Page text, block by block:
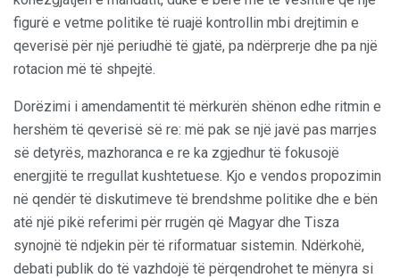
figurë e vetme politike të ruajë kontrollin mbi drejtimin e
qeverisë për një periudhë të gjatë, pa ndërprerje dhe pa një
rotacion më të shpejtë.
Dorëzimi i amendamentit të mërkurën shënon edhe ritmin e
hershëm të qeverisë së re: më pak se një javë pas marrjes
së detyrës, mazhoranca e re ka zgjedhur të fokusojë
energjitë te rregullat kushtetuese. Kjo e vendos propozimin
në qendër të diskutimeve të brendshme politike dhe e bën
atë një pikë referimi për rrugën që Magyar dhe Tisza
synojnë të ndjekin për të riformatuar sistemin. Ndërkohë,
debati publik do të vazhdojë të përqendrohet te mënyra si